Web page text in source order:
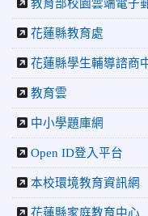
2026-06-10 教育廣播
師生自製畢業歌曲
2026-06-10 教育廣播
體驗闖關探索歷史
2026-04-30
捐助光復國小
教育部校園雲端電子
花蓮縣教育處
花蓮縣學生輔導諮商
教育雲
中小學題庫網
Open ID登入平台
本校環境教育資訊網
花蓮縣家庭教育中心